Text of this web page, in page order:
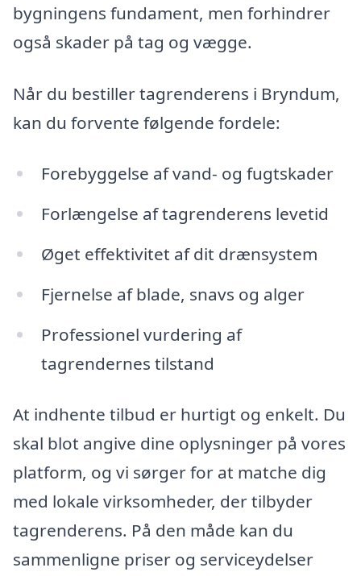
bygningens fundament, men forhindrer
også skader på tag og vægge.
Når du bestiller tagrenderens i Bryndum,
kan du forvente følgende fordele:
Forebyggelse af vand- og fugtskader
Forlængelse af tagrenderens levetid
Øget effektivitet af dit drænsystem
Fjernelse af blade, snavs og alger
Professionel vurdering af
tagrendernes tilstand
At indhente tilbud er hurtigt og enkelt. Du
skal blot angive dine oplysninger på vores
platform, og vi sørger for at matche dig
med lokale virksomheder, der tilbyder
tagrenderens. På den måde kan du
sammenligne priser og serviceydelser